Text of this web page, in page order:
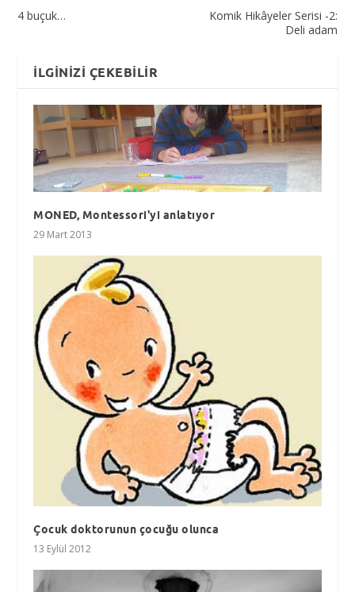
4 buçuk…
Komik Hikâyeler Serisi -2:
Deli adam
İLGINIZI ÇEKEBILIR
MONED, Montessori'yi anlatıyor
29 Mart 2013
Çocuk doktorunun çocuğu olunca
13 Eylül 2012